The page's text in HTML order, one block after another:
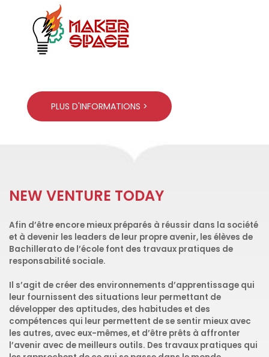
PLUS D'INFORMATIONS >
NEW VENTURE TODAY
Afin d’être encore mieux préparés à réussir dans la société
et à devenir les leaders de leur propre avenir, les élèves de
Bachillerato de l’école font des travaux pratiques de
responsabilité sociale.
Il s’agit de créer des environnements d’apprentissage qui
leur fournissent des situations leur permettant de
développer des aptitudes, des habitudes et des
compétences qui leur permettent de se sentir mieux avec
les autres, avec eux-mêmes, et d’être prêts à affronter
l’avenir avec de meilleurs outils. Des travaux pratiques qui